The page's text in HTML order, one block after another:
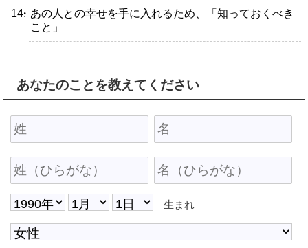
・あの人との幸せを手に入れるため、「知っておくべき
こと」
あなたのことを教えてください
生まれ